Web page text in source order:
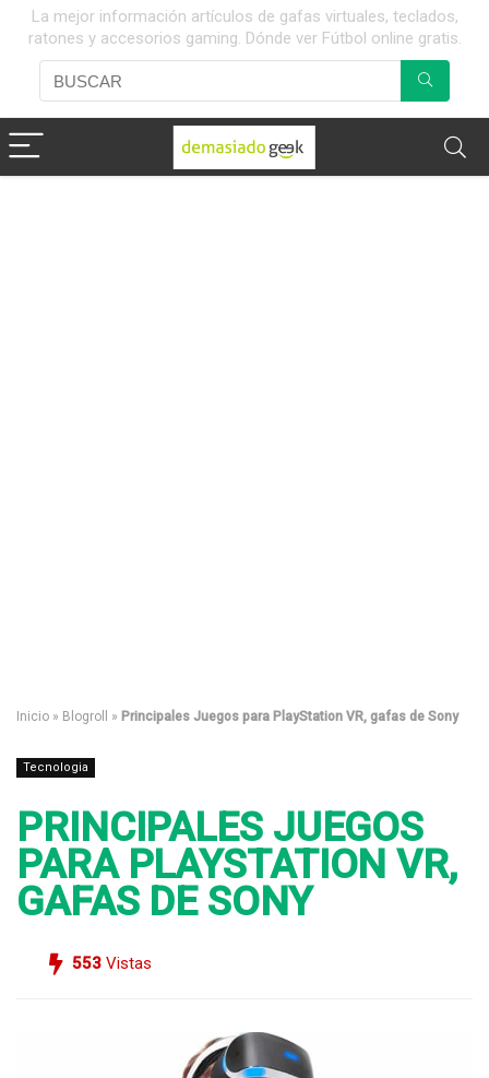
La mejor información artículos de gafas virtuales, teclados,
ratones y accesorios gaming. Dónde ver Fútbol online gratis.
Inicio » Blogroll » Principales Juegos para PlayStation VR, gafas de Sony
Tecnologia
PRINCIPALES JUEGOS
PARA PLAYSTATION VR,
GAFAS DE SONY
553 Vistas